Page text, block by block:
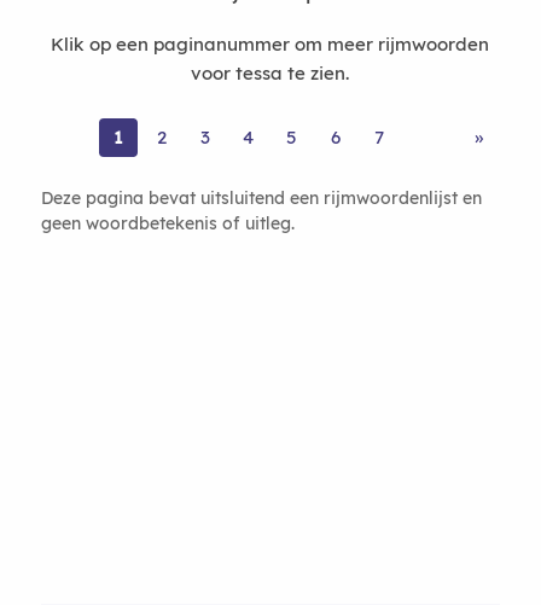
Klik op een paginanummer om meer rijmwoorden
voor tessa te zien.
1 2 3 4 5 6 7 »
Deze pagina bevat uitsluitend een rijmwoordenlijst en
geen woordbetekenis of uitleg.